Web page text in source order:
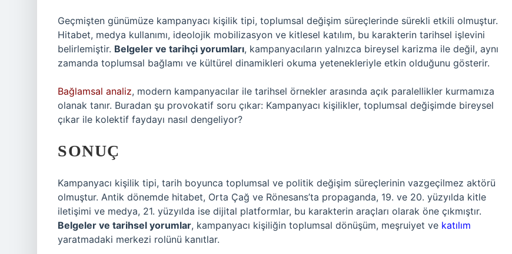
Geçmişten günümüze kampanyacı kişilik tipi, toplumsal değişim süreçlerinde sürekli etkili olmuştur.
Hitabet, medya kullanımı, ideolojik mobilizasyon ve kitlesel katılım, bu karakterin tarihsel işlevini
belirlemiştir. Belgeler ve tarihçi yorumları, kampanyacıların yalnızca bireysel karizma ile değil, aynı
zamanda toplumsal bağlamı ve kültürel dinamikleri okuma yetenekleriyle etkin olduğunu gösterir.
Bağlamsal analiz, modern kampanyacılar ile tarihsel örnekler arasında açık paralellikler kurmamıza
olanak tanır. Buradan şu provokatif soru çıkar: Kampanyacı kişilikler, toplumsal değişimde bireysel
çıkar ile kolektif faydayı nasıl dengeliyor?
SONUÇ
Kampanyacı kişilik tipi, tarih boyunca toplumsal ve politik değişim süreçlerinin vazgeçilmez aktörü
olmuştur. Antik dönemde hitabet, Orta Çağ ve Rönesans’ta propaganda, 19. ve 20. yüzyılda kitle
iletişimi ve medya, 21. yüzyılda ise dijital platformlar, bu karakterin araçları olarak öne çıkmıştır.
Belgeler ve tarihsel yorumlar, kampanyacı kişiliğin toplumsal dönüşüm, meşruiyet ve katılım
yaratmadaki merkezi rolünü kanıtlar.